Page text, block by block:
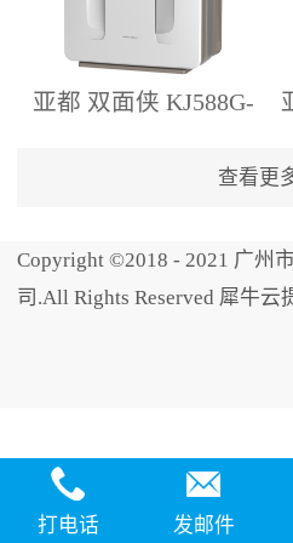
亚都 双面侠 KJ588G-
Copyright ©2018 - 2021 广州
司.All Rights Reserved 犀牛云
打电话 发邮件